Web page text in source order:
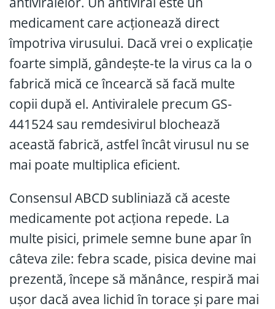
medicament care acționează direct
împotriva virusului. Dacă vrei o explicație
foarte simplă, gândește-te la virus ca la o
fabrică mică ce încearcă să facă multe
copii după el. Antiviralele precum GS-
441524 sau remdesivirul blochează
această fabrică, astfel încât virusul nu se
mai poate multiplica eficient.
Consensul ABCD subliniază că aceste
medicamente pot acționa repede. La
multe pisici, primele semne bune apar în
câteva zile: febra scade, pisica devine mai
prezentă, începe să mănânce, respiră mai
ușor dacă avea lichid în torace și pare mai